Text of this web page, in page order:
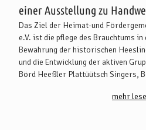
einer Ausstellung zu
Das Ziel der Heimat-und
e.V. ist die pflege des Brauchtums
Bewahrung der historischen
und die Entwicklung der aktiven
Börd Heeßler Plattüütsch Singers,
Museumsteam, Börd Heeßlermehr